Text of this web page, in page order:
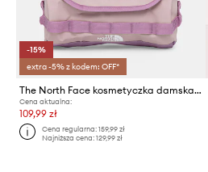
-15%
extra -5% z kodem: OFF*
The North Face kosmetyczka damska Base Camp Travel Canister 3,5L
Cena aktualna:
109,99 zł
Cena regularna:159,99 zł
Najniższa cena:129,99 zł